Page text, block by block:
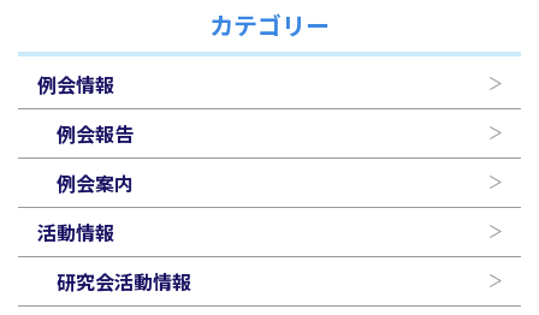
カテゴリー
例会情報
例会報告
例会案内
活動情報
研究会活動情報